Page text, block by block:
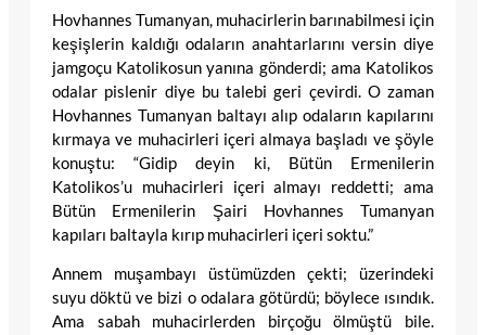
Hovhannes Tumanyan, muhacirlerin barınabilmesi için
keşişlerin kaldığı odaların anahtarlarını versin diye
jamgoçu Katolikosun yanına gönderdi; ama Katolikos
odalar pislenir diye bu talebi geri çevirdi. O zaman
Hovhannes Tumanyan baltayı alıp odaların kapılarını
kırmaya ve muhacirleri içeri almaya başladı ve şöyle
konuştu: “Gidip deyin ki, Bütün Ermenilerin
Katolikos’u muhacirleri içeri almayı reddetti; ama
Bütün Ermenilerin Şairi Hovhannes Tumanyan
kapıları baltayla kırıp muhacirleri içeri soktu.”
Annem muşambayı üstümüzden çekti; üzerindeki
suyu döktü ve bizi o odalara götürdü; böylece ısındık.
Ama sabah muhacirlerden birçoğu ölmüştü bile.